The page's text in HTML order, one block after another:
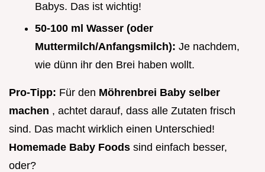
Babys. Das ist wichtig!
50-100 ml Wasser (oder
Muttermilch/Anfangsmilch): Je nachdem,
wie dünn ihr den Brei haben wollt.
Pro-Tipp: Für den Möhrenbrei Baby selber
machen , achtet darauf, dass alle Zutaten frisch
sind. Das macht wirklich einen Unterschied!
Homemade Baby Foods sind einfach besser,
oder?